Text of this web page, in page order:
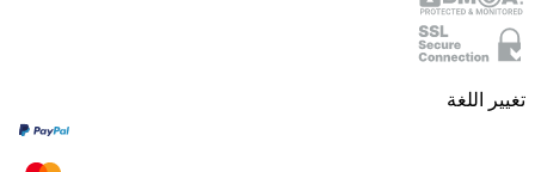
تغيير اللغة